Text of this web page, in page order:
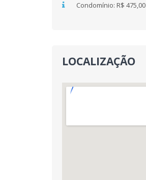
Condomínio: R$ 475,00
LOCALIZAÇÃO